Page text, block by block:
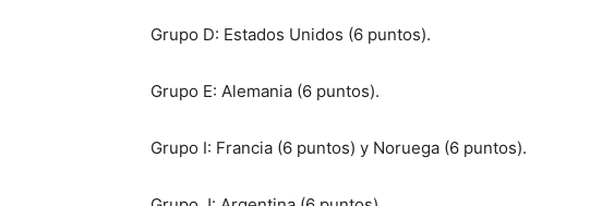
Grupo D: Estados Unidos (6 puntos).
Grupo E: Alemania (6 puntos).
Grupo I: Francia (6 puntos) y Noruega (6 puntos).